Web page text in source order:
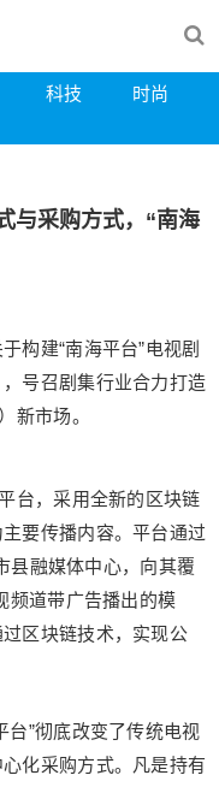
科技
时尚
与采购方式，“南海
构建“南海平台”电视剧
号召剧集行业合力打造
新市场。
台，采用全新的区块链
要传播内容。平台通过
县融媒体中心，向其覆
频道带广告播出的模
区块链技术，实现公
台”彻底改变了传统电视
化采购方式。凡是持有